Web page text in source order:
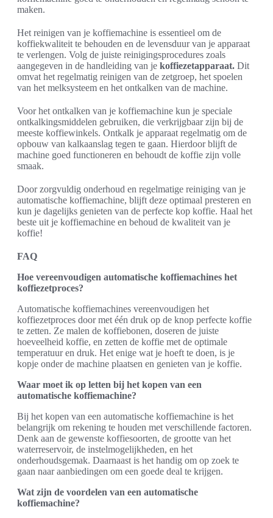
maken.
Het reinigen van je koffiemachine is essentieel om de
koffiekwaliteit te behouden en de levensduur van je apparaat
te verlengen. Volg de juiste reinigingsprocedures zoals
aangegeven in de handleiding van je koffiezetapparaat. Dit
omvat het regelmatig reinigen van de zetgroep, het spoelen
van het melksysteem en het ontkalken van de machine.
Voor het ontkalken van je koffiemachine kun je speciale
ontkalkingsmiddelen gebruiken, die verkrijgbaar zijn bij de
meeste koffiewinkels. Ontkalk je apparaat regelmatig om de
opbouw van kalkaanslag tegen te gaan. Hierdoor blijft de
machine goed functioneren en behoudt de koffie zijn volle
smaak.
Door zorgvuldig onderhoud en regelmatige reiniging van je
automatische koffiemachine, blijft deze optimaal presteren en
kun je dagelijks genieten van de perfecte kop koffie. Haal het
beste uit je koffiemachine en behoud de kwaliteit van je
koffie!
FAQ
Hoe vereenvoudigen automatische koffiemachines het
koffiezetproces?
Automatische koffiemachines vereenvoudigen het
koffiezetproces door met één druk op de knop perfecte koffie
te zetten. Ze malen de koffiebonen, doseren de juiste
hoeveelheid koffie, en zetten de koffie met de optimale
temperatuur en druk. Het enige wat je hoeft te doen, is je
kopje onder de machine plaatsen en genieten van je koffie.
Waar moet ik op letten bij het kopen van een
automatische koffiemachine?
Bij het kopen van een automatische koffiemachine is het
belangrijk om rekening te houden met verschillende factoren.
Denk aan de gewenste koffiesoorten, de grootte van het
waterreservoir, de instelmogelijkheden, en het
onderhoudsgemak. Daarnaast is het handig om op zoek te
gaan naar aanbiedingen om een goede deal te krijgen.
Wat zijn de voordelen van een automatische
koffiemachine?